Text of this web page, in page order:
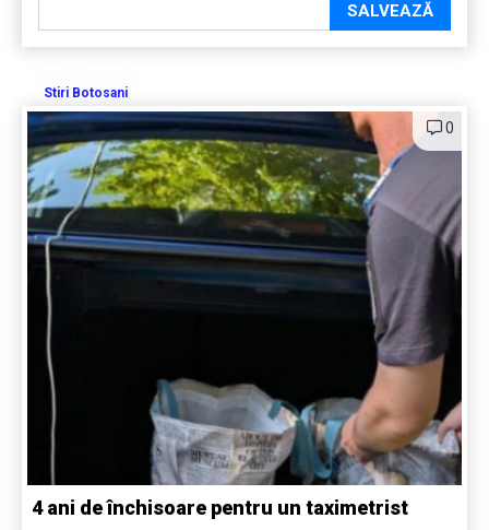
SALVEAZĂ
Stiri Botosani
0
4 ani de închisoare pentru un taximetrist